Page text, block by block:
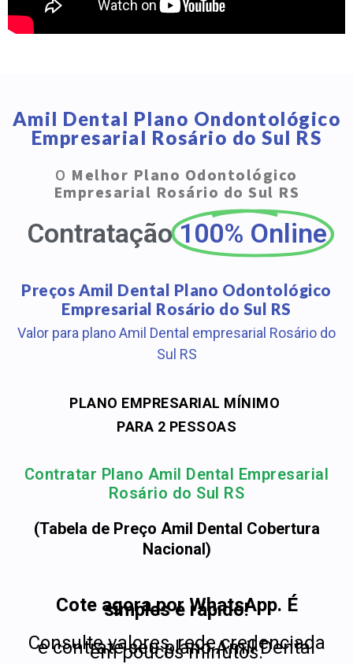
Amil Dental Plano Ondontológico
Empresarial Rosário do Sul RS
O Melhor Plano Odontológico
Empresarial Rosário do Sul RS
Contratação 100% Online
Preços Amil Dental Plano Odontológico
Empresarial Rosário do Sul RS
Valor para plano Amil Dental empresarial Rosário do
Sul RS
PLANO EMPRESARIAL MÍNIMO
PARA 2 PESSOAS
Contratar Plano Amil Dental Empresarial
Rosário do Sul RS
(Tabela de Preço Amil Dental Cobertura
Nacional)
Cote agora por WhatsApp. É
simples e rápido!
Consulte valores, rede credenciada
e contrate seu plano Amil Dental
em poucos minutos.